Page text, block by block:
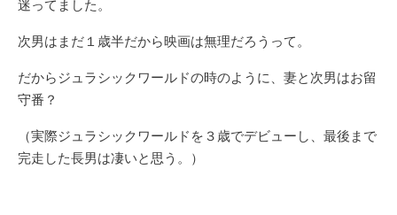
迷ってました。
次男はまだ１歳半だから映画は無理だろうって。
だからジュラシックワールドの時のように、妻と次男はお留
守番？
（実際ジュラシックワールドを３歳でデビューし、最後まで
完走した長男は凄いと思う。）